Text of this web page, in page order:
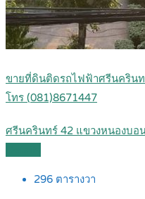
ขายที่ดินติดรถไฟฟ้าศรีนครินท
โทร (081)8671447
ศรีนครินทร์ 42 แขวงหนองบอ
296 ตารางวา